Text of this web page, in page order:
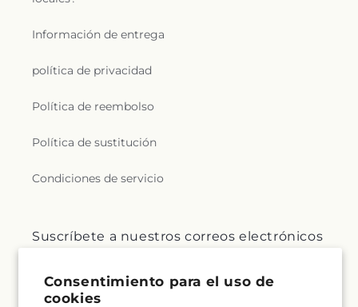
Consentimiento para el uso de
cookies
Información de entrega
política de privacidad
Política de reembolso
Política de sustitución
Condiciones de servicio
Suscríbete a nuestros correos electrónicos
Correo electrónico Suscribirse